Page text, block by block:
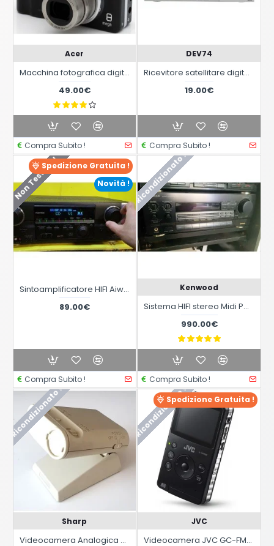
Acer
Macchina fotografica digitale compatta Acer CR-8530
49.00€
Compra Subito !
DEV74
Ricevitore satellitare digitale free to air iotronic tns 7121 5000 canali tv & radio
19.00€
Compra Subito !
Novità !
Non Testato !Spedizione Gratuita !
Sintoamplificatore HIFI Aiwa AV-D35 da revisionare
89.00€
Compra Subito !
Ricondizionato !
Kenwood
Sistema HIFI stereo Midi Perla Nera Kenwood M-94
990.00€
Compra Subito !
Ricondizionato !
Sharp
Videocamera Analogica a colori desktop Sharp YH-8B58 con sensore video CCD
Ricondizionato !Spedizione Gratuita !
JVC
Videocamera JVC GC-FM1BE HD MEMORY CAMERA FOTO E VIDEO HD SD